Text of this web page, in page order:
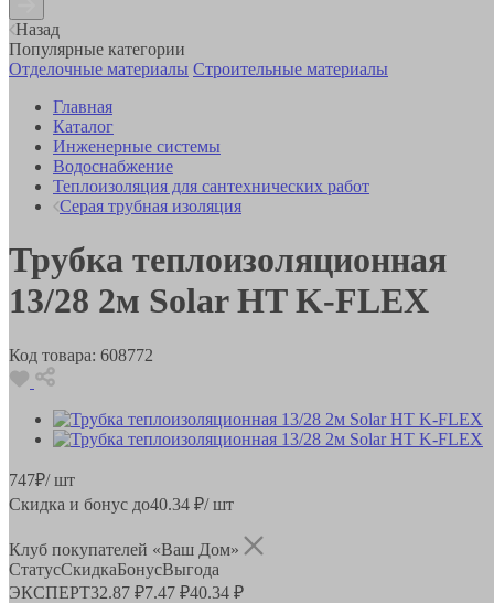
Назад
Популярные категории
Отделочные материалы Строительные материалы
Главная
Каталог
Инженерные системы
Водоснабжение
Теплоизоляция для сантехнических работ
Серая трубная изоляция
Трубка теплоизоляционная
13/28 2м Solar HT K-FLEX
Код товара: 608772
747₽/ шт
Скидка и бонус до40.34 ₽/ шт
Клуб покупателей «Ваш Дом»
СтатусСкидкаБонусВыгода
ЭКСПЕРТ32.87 ₽7.47 ₽40.34 ₽